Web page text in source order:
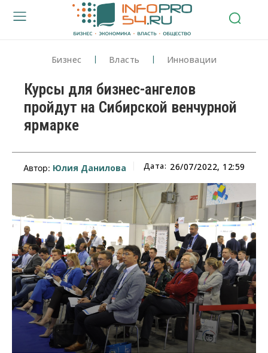
Бизнес Власть Инновации
Курсы для бизнес-ангелов
пройдут на Сибирской венчурной
ярмарке
Автор: Юлия Данилова Дата: 26/07/2022, 12:59